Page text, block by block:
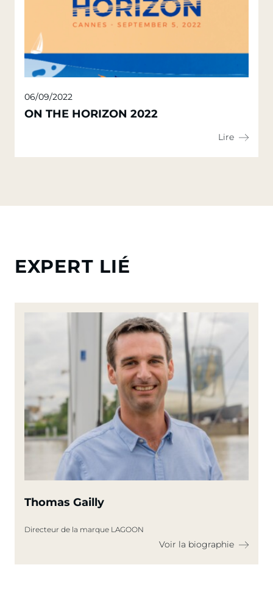
06/09/2022
ON THE HORIZON 2022
Lire
EXPERT LIÉ
Thomas Gailly
Directeur de la marque LAGOON
Voir la biographie